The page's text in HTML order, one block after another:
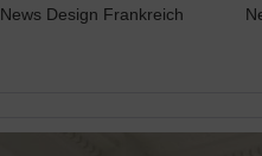
News Design Frankreich